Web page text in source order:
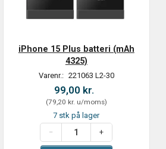
iPhone 15 Plus batteri (mAh
4325)
Varenr.: 221063 L2-30
99,00 kr.
(79,20 kr. u/moms)
7 stk på lager